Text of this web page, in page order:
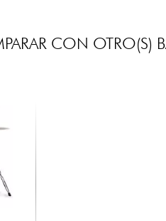
CON OTRO(S)